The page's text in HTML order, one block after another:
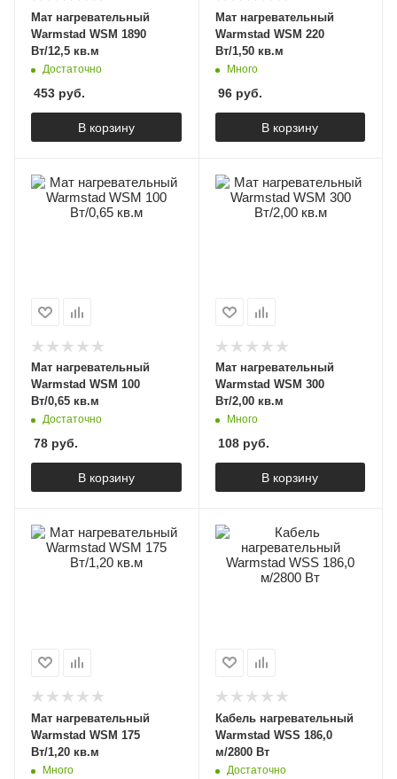
Мат нагревательный
Warmstad WSM 1890
Вт/12,5 кв.м
Достаточно
453 руб.
В корзину
Мат нагревательный
Warmstad WSM 220
Вт/1,50 кв.м
Много
96руб.
В корзину
Мат нагревательный
Warmstad WSM 100
Вт/0,65 кв.м
Достаточно
78 руб.
В корзину
Мат нагревательный
Warmstad WSM 300
Вт/2,00 кв.м
Много
108руб.
В корзину
Мат нагревательный
Warmstad WSM 175
Вт/1,20 кв.м
Много
Кабель нагревательный
Warmstad WSS 186,0
м/2800 Вт
Достаточно